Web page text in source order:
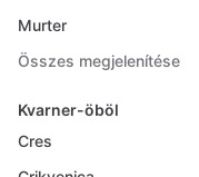
Murter
Összes megjelenítése
Kvarner-öböl
Cres